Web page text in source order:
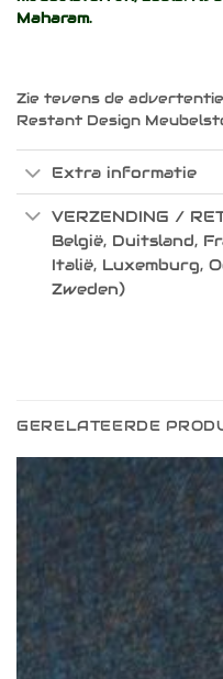
Maharam.
Zie tevens de
Restant Design
Extra informatie
VERZENDING /
België, Duitsland,
Italië, Luxemburg,
Zweden)
GERELATEERDE